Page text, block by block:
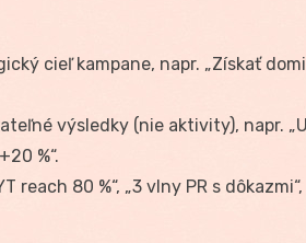
cieľ kampane, napr. „Získať
výsledky (nie aktivity), napr.
%“.
reach 80 %“, „3 vlny PR s